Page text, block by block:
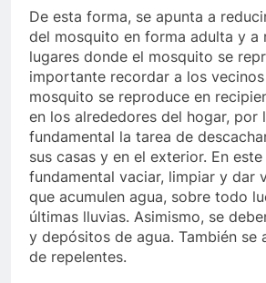
De esta forma, se apunta a
del mosquito en forma adulta y a
lugares donde el mosquito se
importante recordar a los
mosquito se reproduce en
en los alrededores del hogar, por
fundamental la tarea de
sus casas y en el exterior. En
fundamental vaciar, limpiar y dar
que acumulen agua, sobre todo
últimas lluvias. Asimismo, se
y depósitos de agua. También se
de repelentes.